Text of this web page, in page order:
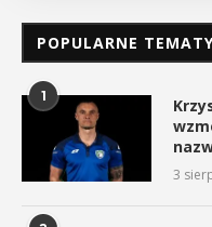
POPULARNE
1
3